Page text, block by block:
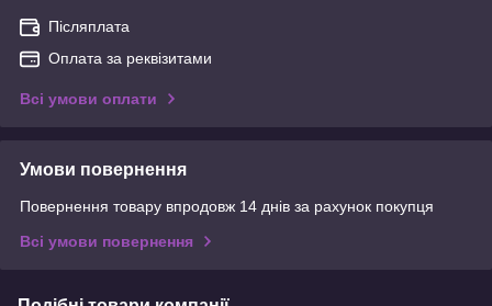
Післяплата
Оплата за реквізитами
Всі умови оплати
Умови повернення
Повернення товару впродовж 14 днів за рахунок покупця
Всі умови повернення